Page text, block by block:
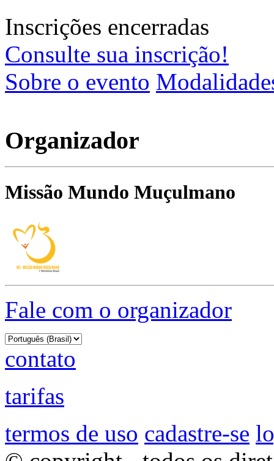
Inscrições encerradas
Consulte sua inscrição!
Sobre o evento
Organizador
Missão Mundo Muçulmano
Fale com o organizador
contato
tarifas
termos de uso cadastre-se